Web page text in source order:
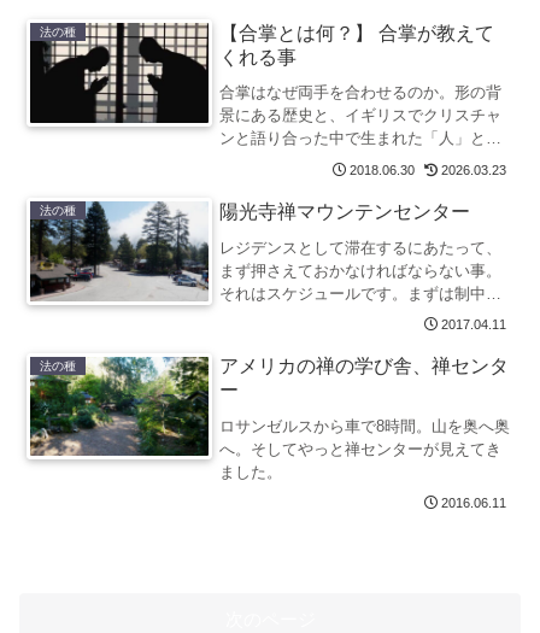
法の種
【合掌とは何？】 合掌が教えて
くれる事
合掌はなぜ両手を合わせるのか。形の背
景にある歴史と、イギリスでクリスチャ
ンと語り合った中で生まれた「人」とい
う字のイメージ。禅僧が合掌の形と意味
2018.06.30 2026.03.23
法の種 陽光寺禅マウンテンセンター
レジデンスとして滞在するにあたって、
まず押さえておかなければならない事。
それはスケジュールです。まずは制中
（せいちゅう）と解間（げあい）につい
2017.04.11
法の種
アメリカの禅の学び舎、禅センタ
ー
ロサンゼルスから車で8時間。山を奥へ奥
へ。そしてやっと禅センターが見えてき
ました。
2016.06.11